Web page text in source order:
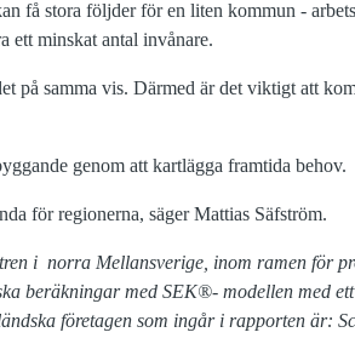
få stora följder för en liten kommun -
ett minskat antal invånare.
på samma vis. Därmed är det viktigt att
genom att kartlägga framtida behov.
för regionerna, säger Mattias Säfström.
i norra Mellansverige, inom ramen för
beräkningar med SEK®- modellen med
företagen som ingår i rapporten är: